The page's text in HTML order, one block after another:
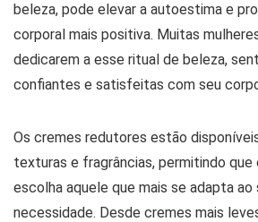
beleza, pode elevar a autoestima e
corporal mais positiva. Muitas
dedicarem a esse ritual de beleza,
confiantes e satisfeitas com seu
Os cremes redutores estão
texturas e fragrâncias, permitindo que
escolha aquele que mais se adapta
necessidade. Desde cremes mais